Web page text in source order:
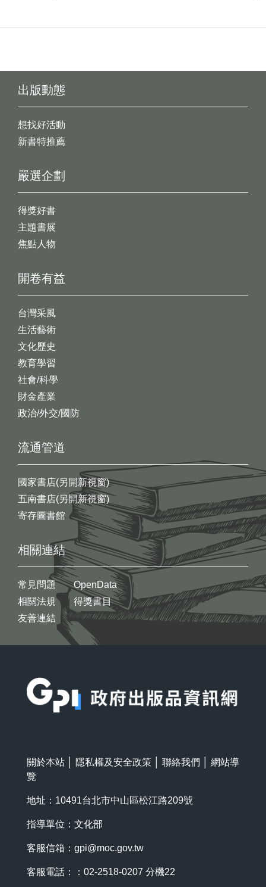
出版動態
想找好活動
新書特推薦
開卷有益
台灣采風
生活藝術
文化歷史
教育學習
社會/科學
財金產業
政治/外交/國防
嚴選企劃
得獎好書
主題書展
焦點人物
流通管道
國家書店(另開新視窗)
五南書店(另開新視窗)
寄存圖書館
相關連結
常見問題
相關法規
友善連結
OpenData
得獎書目
關於本站 隱私權及安全政策 聯絡我們
網站導
覽
地址：10491台北市中山區松江路209號
指導單位：文化部
客服信箱： gpi@moc.gov.tw
客服電話：：02-2518-0207 分機22